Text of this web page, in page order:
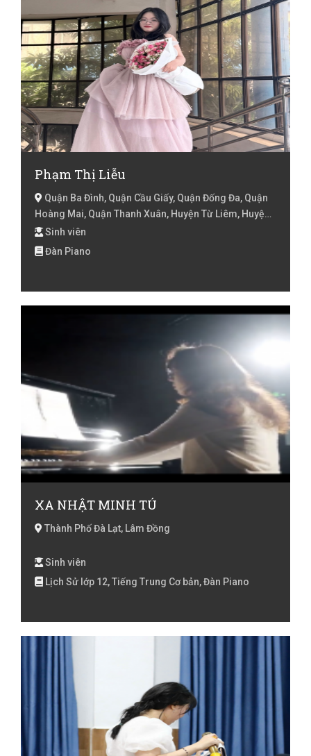
Phạm Thị Liễu
Quận Ba Đình, Quận Cầu Giấy, Quận Đống Đa, Quận
Hoàng Mai, Quận Thanh Xuân, Huyện Từ Liêm, Huyện
Thanh Trì, Quận Hà Đông, Hà Nội
Sinh viên
Đàn Piano
XA NHẬT MINH TÚ
Thành Phố Đà Lạt, Lâm Đồng
Sinh viên
Lịch Sử lớp 12, Tiếng Trung Cơ bản, Đàn Piano